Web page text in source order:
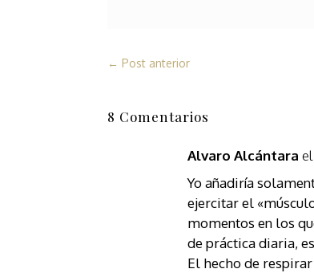
←Post anterior
8 Comentarios
Alvaro Alcántara
Yo añadiría
ejercitar el
momentos en los
de práctica diaria,
El hecho de